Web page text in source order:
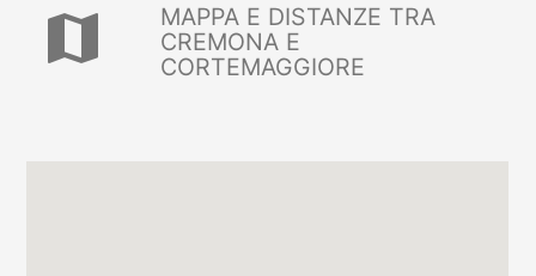
map
MAPPA E DISTANZE TRA
CREMONA E
CORTEMAGGIORE